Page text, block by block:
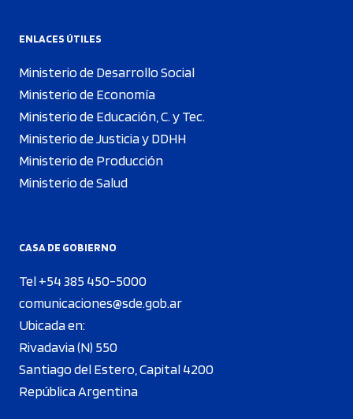
ENLACES ÚTILES
Ministerio de Desarrollo Social
Ministerio de Economía
Ministerio de Educación, C. y Tec.
Ministerio de Justicia y DDHH
Ministerio de Producción
Ministerio de Salud
CASA DE GOBIERNO
Tel +54 385 450-5000
comunicaciones@sde.gob.ar
Ubicada en:
Rivadavia (N) 550
Santiago del Estero, Capital 4200
República Argentina